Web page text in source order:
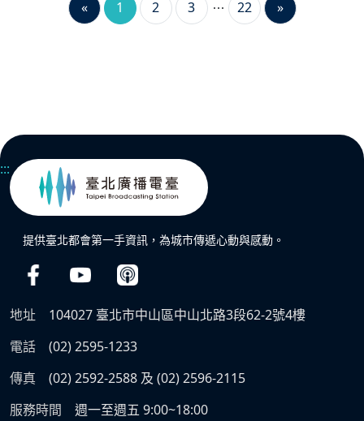
« 1 2 3 22 »
:::
提供臺北都會第一手資訊，為城市傳遞心動與感動。
地址
104027 臺北市中山區中山北路3段62-2號4樓
電話
(02) 2595-1233
傳真
(02) 2592-2588 及 (02) 2596-2115
服務時間
週一至週五 9:00~18:00